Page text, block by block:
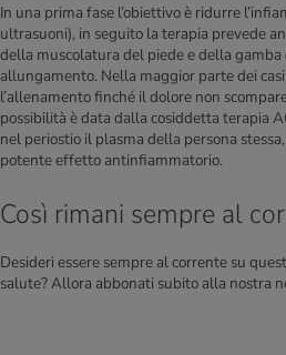
In una prima fase l’obiettivo è ridurre
ultrasuoni), in seguito la terapia prevede
della muscolatura del piede e della gamba
allungamento. Nella maggior parte dei
l’allenamento finché il dolore non
possibilità è data dalla cosiddetta terapia
nel periostio il plasma della persona
potente effetto antinfiammatorio.
Così rimani sempre al
Desideri essere sempre al corrente su
salute? Allora abbonati subito alla nostra